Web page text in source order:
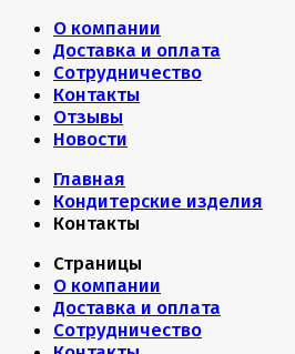
О компании
Доставка и оплата
Сотрудничество
Контакты
Отзывы
Новости
Главная
Кондитерские изделия
Контакты
Страницы
О компании
Доставка и оплата
Сотрудничество